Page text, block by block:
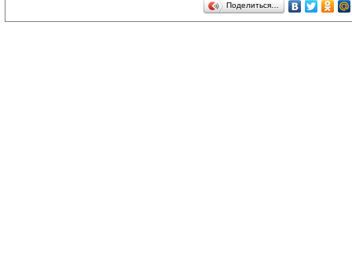
Поделиться…